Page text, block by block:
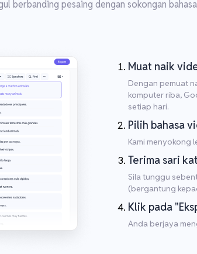
berbanding pesaing dengan sokongan
Muat naik
Dengan pemuat
komputer riba,
setiap hari.
Pilih bahasa
Kami menyokong
Terima sari
Sila tunggu
(bergantung
Klik pada
Anda berjaya